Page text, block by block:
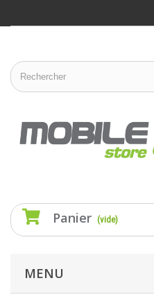
Panier (vide)
MENU